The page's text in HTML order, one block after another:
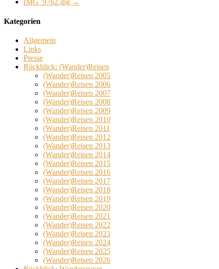
IMG_9762.jpg →
Kategorien
Allgemein
Links
Presse
Rückblick: (Wander)Reisen
(Wander)Reisen 2005
(Wander)Reisen 2006
(Wander)Reisen 2007
(Wander)Reisen 2008
(Wander)Reisen 2009
(Wander)Reisen 2010
(Wander)Reisen 2011
(Wander)Reisen 2012
(Wander)Reisen 2013
(Wander)Reisen 2014
(Wander)Reisen 2015
(Wander)Reisen 2016
(Wander)Reisen 2017
(Wander)Reisen 2018
(Wander)Reisen 2019
(Wander)Reisen 2020
(Wander)Reisen 2021
(Wander)Reisen 2022
(Wander)Reisen 2023
(Wander)Reisen 2024
(Wander)Reisen 2025
(Wander)Reisen 2026